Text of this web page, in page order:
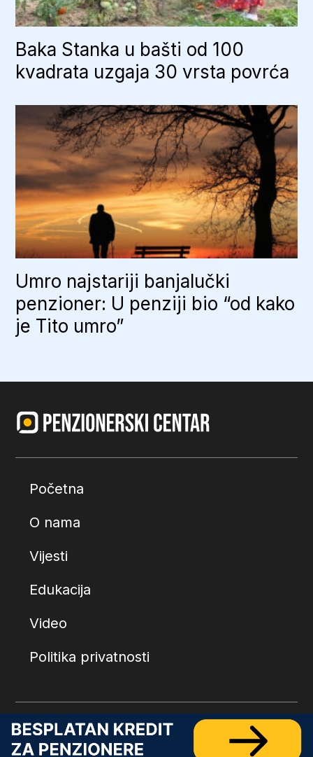
Baka Stanka u bašti od 100
kvadrata uzgaja 30 vrsta povrća
Umro najstariji banjalučki
penzioner: U penziji bio “od kako
je Tito umro”
Početna
O nama
Vijesti
Edukacija
Video
Politika privatnosti
© 2026.Penzionerski centar . Sva prava zadržana.